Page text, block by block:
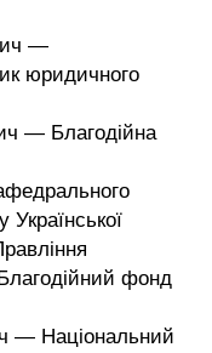
—
юридичного
— Благодійна
фонд
— Національний